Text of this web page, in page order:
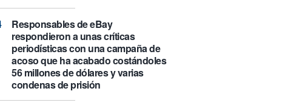
Responsables de eBay
respondieron a unas críticas
periodísticas con una campaña de
acoso que ha acabado costándoles
56 millones de dólares y varias
condenas de prisión